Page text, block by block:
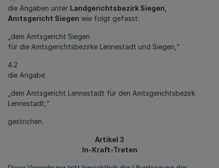
die Angaben unter Landgerichtsbezirk Siegen,
Amtsgericht Siegen wie folgt gefasst:
„dem Amtsgericht Siegen
für die Amtsgerichtsbezirke Lennestadt und Siegen,“
4.2
die Angabe
„dem Amtsgericht Lennestadt für den Amtsgerichtsbezirk
Lennestadt,“
gestrichen.
Artikel 3
In-Kraft-Treten